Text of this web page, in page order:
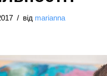
від marianna